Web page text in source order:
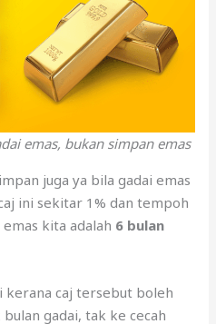
emas, bukan simpan emas
juga ya bila gadai emas
emas kita adalah6 bulan
caj tersebut boleh
gadai, tak ke cecah
simpan emas ya. Pastikan